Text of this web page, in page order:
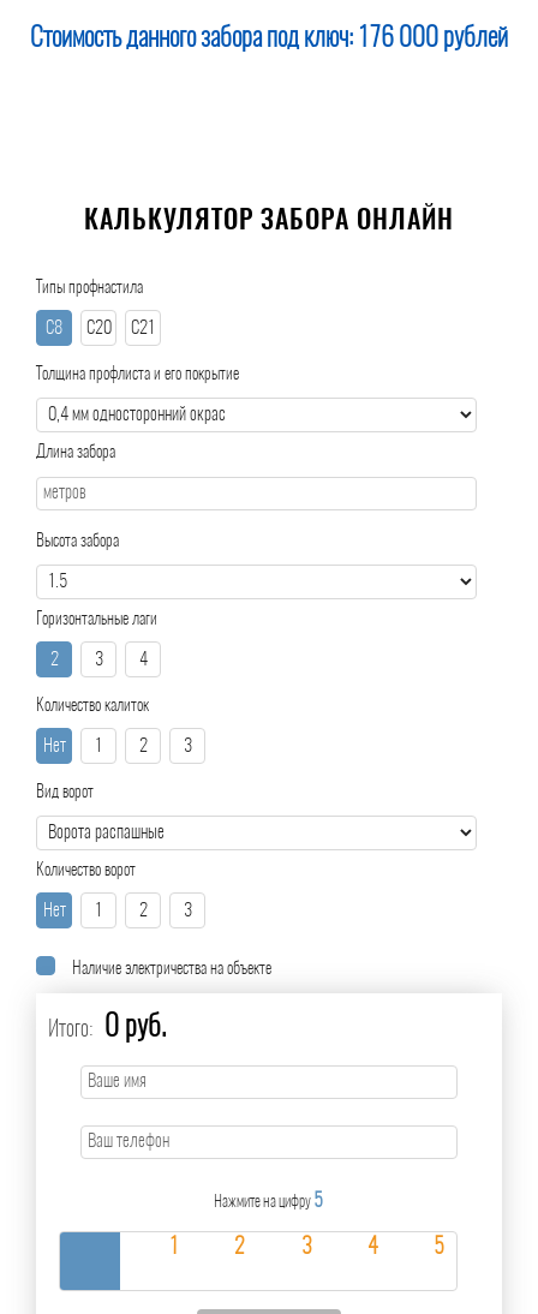
Стоимость данного забора под ключ: 176 000 рублей
КАЛЬКУЛЯТОР ЗАБОРА ОНЛАЙН
Типы профнастила
С8 С20 С21
Толщина профлиста и его покрытие
Длина забора
Высота забора
Горизонтальные лаги
2 3 4
Количество калиток
Нет 2 3
Вид ворот
Количество ворот
Нет 2 3
Наличие электричества на объекте
Итого: 0 руб.
Нажмите на цифру 5